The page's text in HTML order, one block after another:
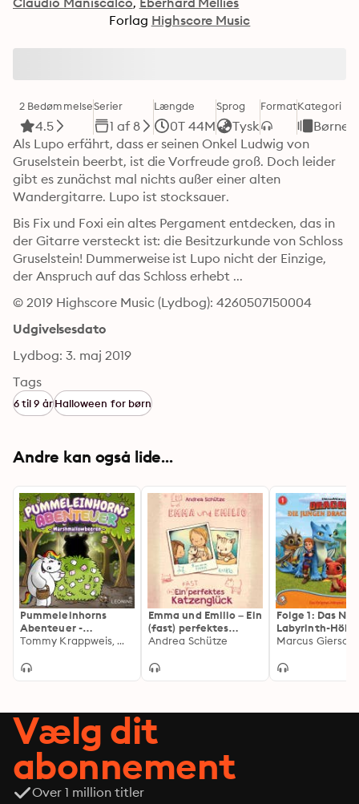
Forlag Highscore Music
2 Bedømmelse
4.5
Serier
1 af 8
Længde
0T 44M
Sprog
Tysk
FormatKategori
Als Lupo erfährt, dass er seinen Onkel Ludwig von
Gruselstein beerbt, ist die Vorfreude groß. Doch leider
gibt es zunächst mal nichts außer einer alten
Bis Fix und Foxi ein altes Pergament entdecken, das in
der Gitarre versteckt ist: die Besitzurkunde von Schloss
Gruselstein! Dummerweise ist Lupo nicht der Einzige,
der Anspruch auf das Schloss erhebt ...
© 2019 Highscore Music (Lydbog): 4260507150004
Udgivelsesdato
Lydbog: 3. maj 2019
Tags
6 til 9 årHalloween for børn
Andre kan også lide...
Pummeleinhorns
Abenteuer -
Marshmallowbeeren
Tommy Krappweis, Mikkel Robrahn, Steffi Engel
Emma und Emilio – Ein
(fast) perfektes
Katzenglück
Andrea Schütze
Folge 1: Das
Labyrinth-
(Das Original-
Marcus Giersch
Vælg dit
abonnement
Over 1 million titler